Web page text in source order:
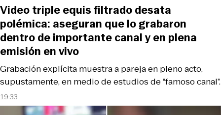
19:33
Grabación explícita muestra a pareja en pleno acto,
supustamente, en medio de estudios de “famoso canal”.
Video triple equis filtrado desata
polémica: aseguran que lo grabaron
dentro de importante canal y en plena
emisión en vivo